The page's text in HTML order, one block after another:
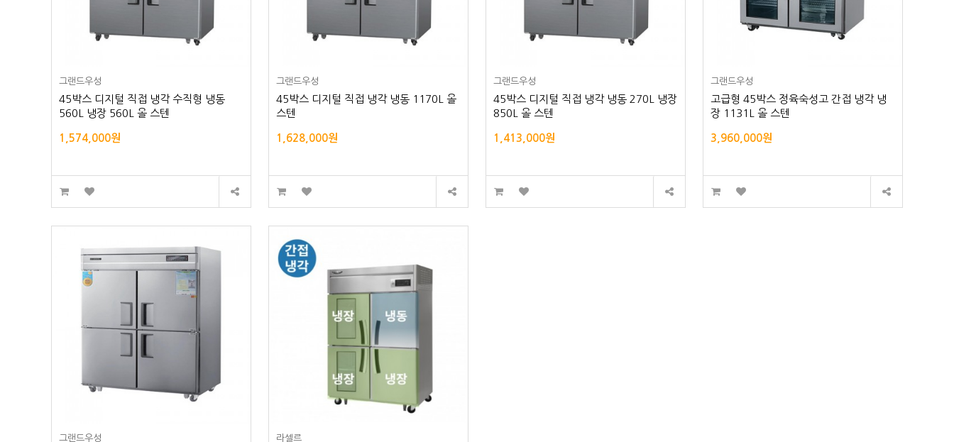
그랜드우성
45박스 디지털 직접 냉각 수직형 냉동
560L 냉장 560L 올 스텐
1,574,000원
그랜드우성
45박스 디지털 직접 냉각 냉동 1170L 올
스텐
1,628,000원
그랜드우성
45박스 디지털 직접 냉각 냉동 270L 냉장
850L 올 스텐
1,413,000원
그랜드우성
고급형 45박스 정육숙성고 간접 냉각 냉
장 1131L 올 스텐
3,960,000원
그랜드우성 라셀르